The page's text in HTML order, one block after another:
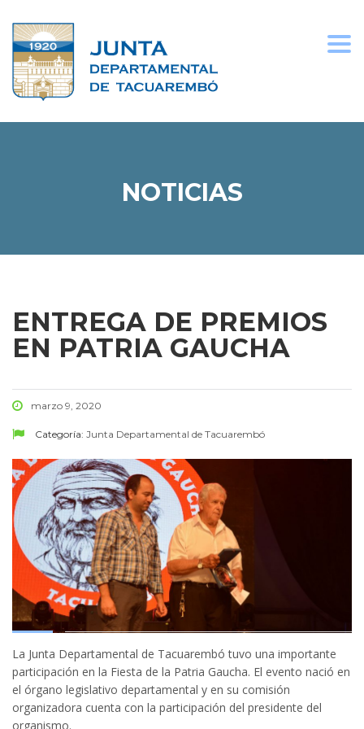
NOTICIAS
ENTREGA DE PREMIOS
EN PATRIA GAUCHA
marzo 9, 2020
Categoría: Junta Departamental de Tacuarembó
La Junta Departamental de Tacuarembó tuvo una importante
participación en la Fiesta de la Patria Gaucha. El evento nació en
el órgano legislativo departamental y en su comisión
organizadora cuenta con la participación del presidente del
organismo.